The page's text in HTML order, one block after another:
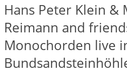
Hans Peter Klein &
Reimann and
Monochorden live